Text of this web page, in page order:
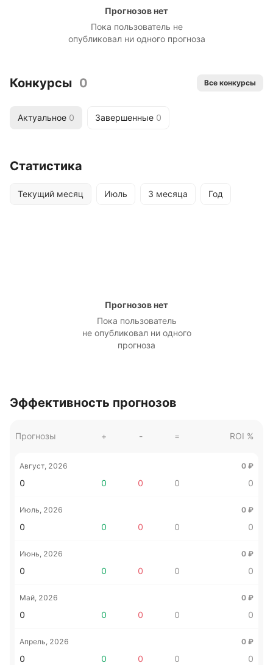
Прогнозов нет
Пока пользователь не
опубликовал ни одного прогноза
Конкурсы 0 Все конкурсы
Актуальное 0 Завершенные 0
Статистика
Текущий месяц Июль 3 месяца Год
Прогнозов нет
Пока пользователь
не опубликовал ни одного
прогноза
Эффективность прогнозов
Прогнозы + - = ROI %
Август, 2026 0 ₽
0 0 0 0 0
Июль, 2026 0 ₽
0 0 0 0 0
Июнь, 2026 0 ₽
0 0 0 0 0
Май, 2026 0 ₽
0 0 0 0 0
Апрель, 2026 0 ₽
0 0 0 0 0